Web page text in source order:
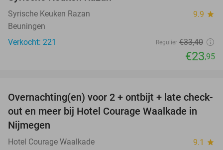
Syrische Keuken Razan 9.9 star
Beuningen
Verkocht: 221
Regulier €33,40
€23,95
48%
Overnachting(en) voor 2 + ontbijt + late check-
out en meer bij Hotel Courage Waalkade in
Nijmegen
Hotel Courage Waalkade 9.1 star